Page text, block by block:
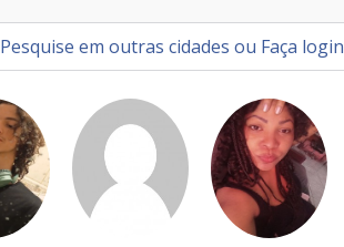
Pesquise em outras cidades ou Faça login